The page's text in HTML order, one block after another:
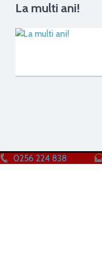
La multi ani!
0256 224 838